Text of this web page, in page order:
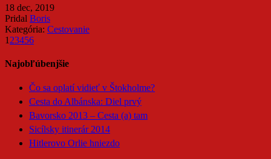
18 dec, 2019
Pridal Boris
Kategória: Cestovanie
1 23456
Najobľúbenjšie
Čo sa oplatí vidieť v Štokholme?
Cesta do Albánska: Diel prvý
Bavorsko 2013 – Cesta (a) tam
Sicílsky itinerár 2014
Hitlerovo Orlie hniezdo